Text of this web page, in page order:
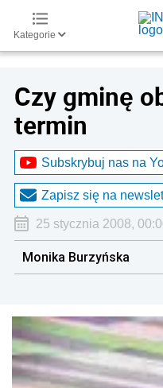
Kategorie
Czy gminę
termin
Subskrybuj nas na
Zapisz się na
25 stycznia 2008,
Monika Burzyńska